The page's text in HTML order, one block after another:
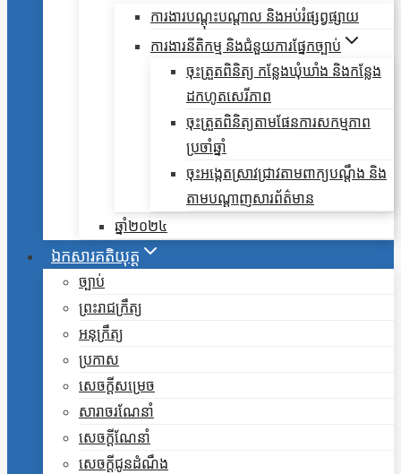
ការងារបណ្តុះបណ្តាល និងអប់រំផ្សព្វផ្សាយ
ការងារនីតិកម្ម និងជំនួយការផ្នែកច្បាប់
ចុះត្រួតពិនិត្យ កន្លែងឃុំឃាំង និងកន្លែង
ដកហូតសេរីភាព
ចុះត្រួតពិនិត្យតាមផែនការសកម្មភាព
ប្រចាំឆ្នាំ
ចុះអង្កេតស្រាវជ្រាវតាមពាក្យបណ្តឹង និង
តាមបណ្តាញសារព័ត៌មាន
ឆ្នាំ២០២៤
ឯកសារគតិយុត្ត
ច្បាប់
ព្រះរាជក្រឹត្យ
អនុក្រឹត្យ
ប្រកាស
សេចក្តីសម្រេច
សារាចរណែនាំ
សេចក្តីណែនាំ
សេចក្តីជូនដំណឹង